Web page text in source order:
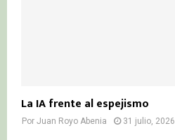
La IA frente al espejismo
Por Juan Royo Abenia 31 julio, 2026